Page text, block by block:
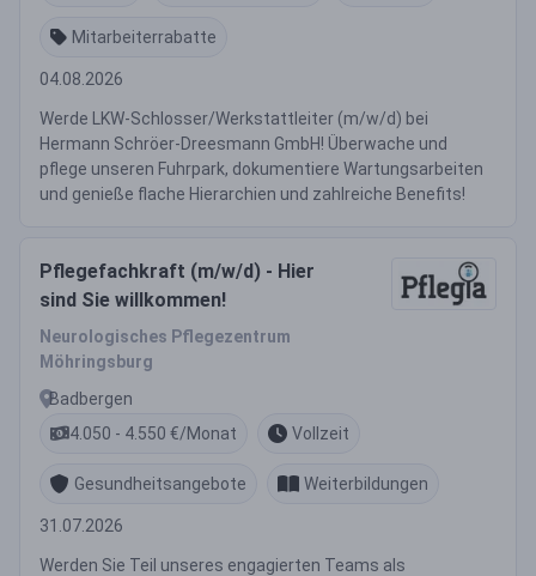
Mitarbeiterrabatte
04.08.2026
Werde LKW-Schlosser/Werkstattleiter (m/w/d) bei
Hermann Schröer-Dreesmann GmbH! Überwache und
pflege unseren Fuhrpark, dokumentiere Wartungsarbeiten
und genieße flache Hierarchien und zahlreiche Benefits!
Pflegefachkraft (m/w/d) - Hier
sind Sie willkommen!
Neurologisches Pflegezentrum
Möhringsburg
Badbergen
4.050 - 4.550 €/Monat
Vollzeit
Gesundheitsangebote Weiterbildungen
31.07.2026
Werden Sie Teil unseres engagierten Teams als